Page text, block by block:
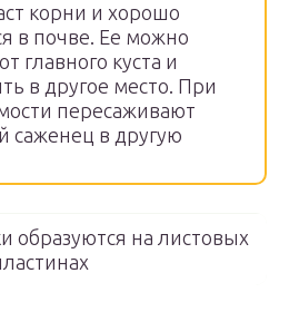
корни и хорошо
в почве. Ее можно
главного куста и
в другое место. При
пересаживают
саженец в другую
образуются на листовых